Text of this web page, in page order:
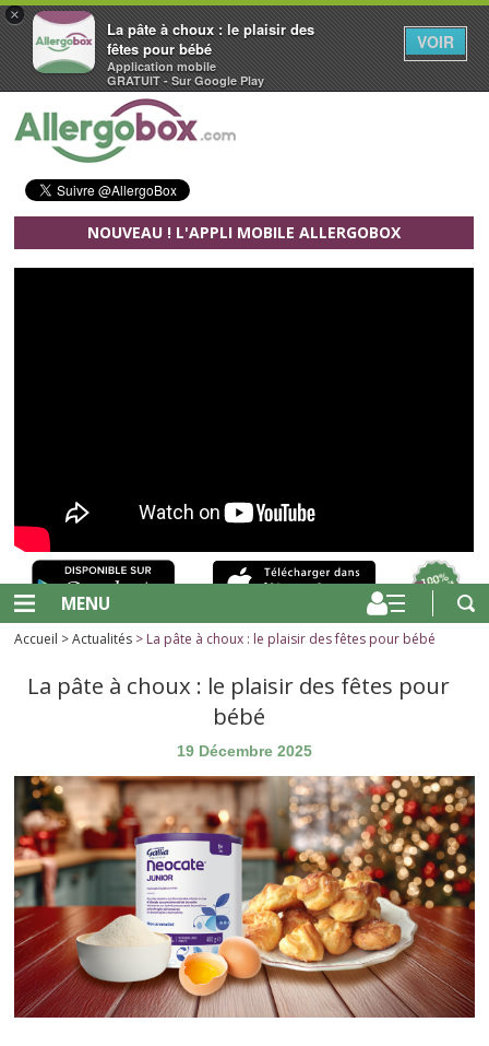
×
La pâte à choux : le plaisir des
fêtes pour bébé
Application mobile
GRATUIT - Sur Google Play
VOIR
Aller au contenu principal
NOUVEAU ! L'APPLI MOBILE ALLERGOBOX
MENU
Accueil >Actualités > La pâte à choux : le plaisir des fêtes pour bébé
La pâte à choux : le plaisir des fêtes pour
bébé
19 Décembre 2025